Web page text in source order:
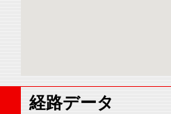
経路データ